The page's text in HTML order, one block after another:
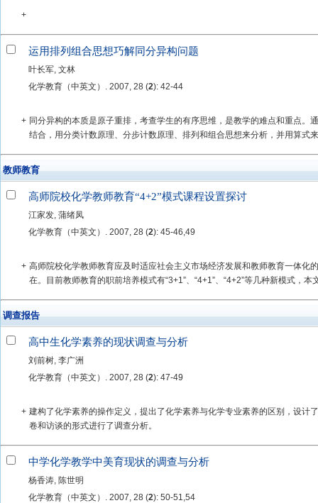
+
运用排列组合思想巧解同分异构问题
叶长军, 文林
化学教育（中英文）. 2007, 28 (2): 42-44
+ 同分异构的本质是原子重排，考查学生的有序思维，是教学的难点和重点。
结合，用分类计数原理、分步计数原理、排列和组合思想来分析，并用算式
教师教育
高师院校化学教师教育“4+2”模式课程设置探讨
江家发, 蒲绪凤
化学教育（中英文）. 2007, 28 (2): 45-46,49
+ 高师院校化学教师教育应及时适应社会主义市场经济发展和教师教育一体化
在。目前教师教育的职前培养模式有“3+1”、“4+1”、“4+2”等几种新模式，本
调查报告
高中生化学素养的现状调查与分析
刘前树, 李广洲
化学教育（中英文）. 2007, 28 (2): 47-49
+ 建构了化学素养的操作定义，提出了化学素养与化学专业素养的区别，设计
卷和访谈的形式进行了调查分析。
中学化学教学中美育现状的调查与分析
杨香涛, 陈世明
化学教育（中英文）. 2007, 28 (2): 50-51,54